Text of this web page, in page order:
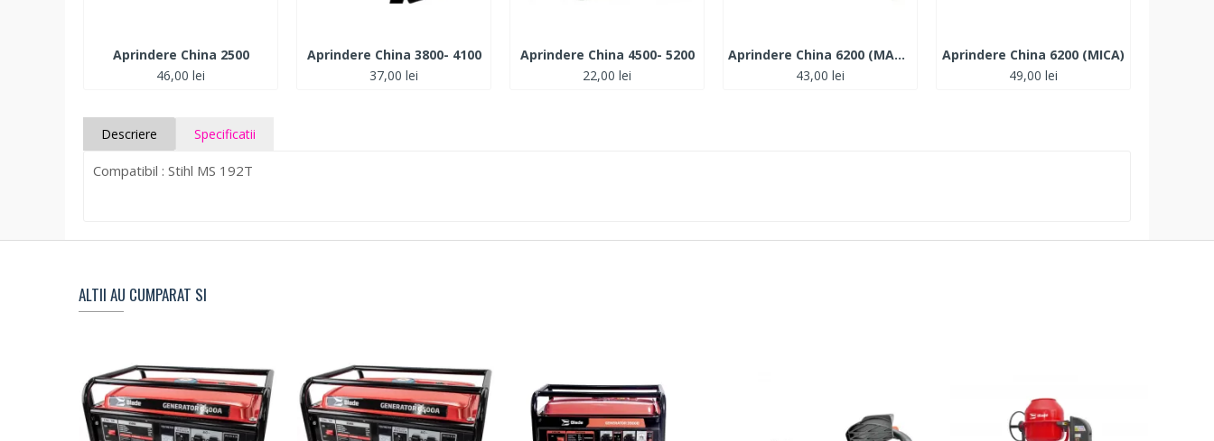
Aprindere China 2500
46,00 lei
Aprindere China 3800- 4100
37,00 lei
Aprindere China 4500- 5200
22,00 lei
Aprindere China 6200 (MARE)
43,00 lei
Aprindere China 6200 (MICA)
49,00 lei
Descriere Specificatii
Compatibil : Stihl MS 192T
ALTII AU CUMPARAT SI